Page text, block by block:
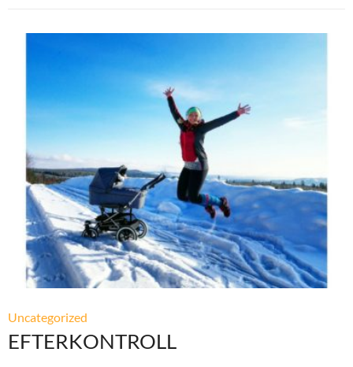
Uncategorized
EFTERKONTROLL